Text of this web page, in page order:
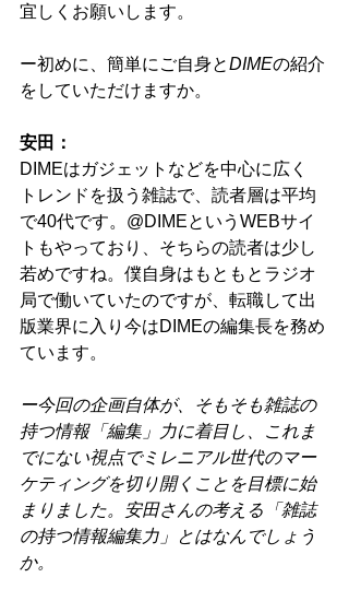
宜しくお願いします。
ー初めに、簡単にご自身とDIMEの紹介
をしていただけますか。
安田：
DIMEはガジェットなどを中心に広く
トレンドを扱う雑誌で、読者層は平均
で40代です。@DIMEというWEBサイ
トもやっており、そちらの読者は少し
若めですね。僕自身はもともとラジオ
局で働いていたのですが、転職して出
版業界に入り今はDIMEの編集長を務め
ています。
ー今回の企画自体が、そもそも雑誌の
持つ情報「編集」力に着目し、これま
でにない視点でミレニアル世代のマー
ケティングを切り開くことを目標に始
まりました。安田さんの考える「雑誌
の持つ情報編集力」とはなんでしょう
か。